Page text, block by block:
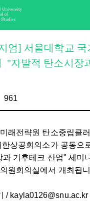
엄] 서울대학교 국
"자발적 탄소시장
961
래전략원 탄소중립클
상공회의소가 공동으
기후테크 산업" 세미
원회의실에서 개최됩
/ kayla0126@snu.ac.kr